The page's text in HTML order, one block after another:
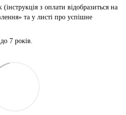
(інструкція з оплати відобразиться на
та у листі про успішне
7 років.